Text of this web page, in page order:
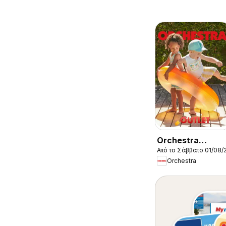
Orchestra
Kατάλογος
8/2026
Από το Σάββατο 01/08/
Orchestra